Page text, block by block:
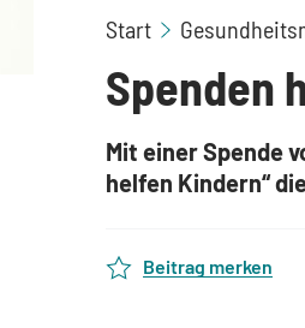
Start
Spenden
Mit einer Spende
helfen Kindern“
Beitrag merken